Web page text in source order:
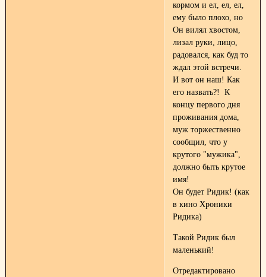
кормом и ел, ел, ел,
ему было плохо, но
Он вилял хвостом,
лизал руки, лицо,
радовался, как буд то
ждал этой встречи.
И вот он наш! Как
его назвать?! К
концу первого дня
проживания дома,
муж торжественно
сообщил, что у
крутого "мужика",
должно быть крутое
имя!
Он будет Ридик! (как
в кино Хроники
Ридика)
Такой Ридик был
маленький!
Отредактировано